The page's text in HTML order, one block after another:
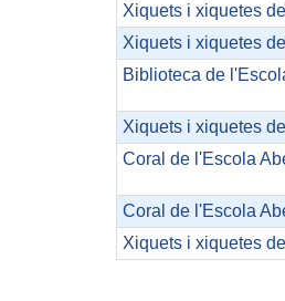
Xiquets i xiquetes
Xiquets i xiquetes
Biblioteca de
Xiquets i xiquetes
Coral de l'Escola
Coral de l'Escola
Xiquets i xiquetes